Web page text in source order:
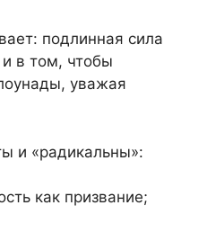
подлинная сила
и в том, чтобы
уважая
и «радикальны»:
как призвание;